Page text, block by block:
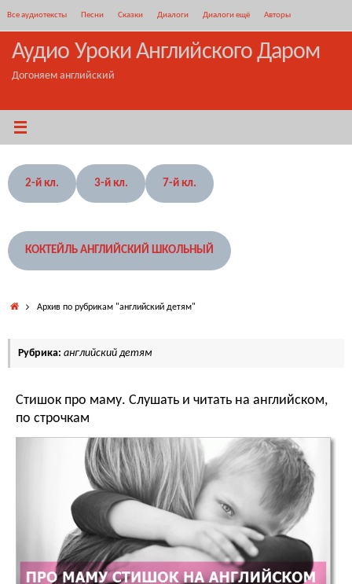
содержимому
Все аудиотексты Песни Сказки Диалоги Диалоги ещё Авторы
Аудио Уроки Английского Даром
Догоняем английский
2-й кл. 3-й кл. 7-й кл.
КОКТЕЙЛЬ АНГЛИЙСКИЙ ШКОЛЬНЫЙ
ГлавнаяАрхив по рубрикам "английский детям"
Рубрика: английский детям
Стишок про маму. Слушать и читать на английском,
по строчкам